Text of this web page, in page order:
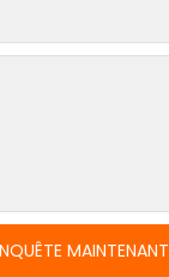
MAINTENANT